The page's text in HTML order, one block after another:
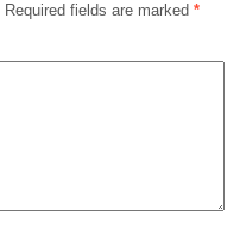
Required fields are marked *